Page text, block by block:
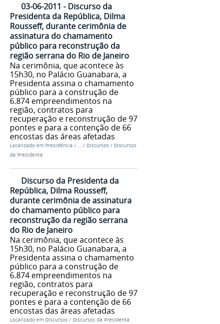
03-06-2011 - Discurso da
Presidenta da República, Dilma
Rousseff, durante cerimônia de
assinatura do chamamento
público para reconstrução da
região serrana do Rio de Janeiro
Na cerimônia, que acontece às
15h30, no Palácio Guanabara, a
Presidenta assina o chamamento
público para a construção de
6.874 empreendimentos na
região, contratos para
recuperação e reconstrução de 97
pontes e para a contenção de 66
encostas das áreas afetadas
Localizado em Presidência / … / Discursos / Discursos
da Presidenta
Discurso da Presidenta da
República, Dilma Rousseff,
durante cerimônia de assinatura
do chamamento público para
reconstrução da região serrana
do Rio de Janeiro
Na cerimônia, que acontece às
15h30, no Palácio Guanabara, a
Presidenta assina o chamamento
público para a construção de
6.874 empreendimentos na
região, contratos para
recuperação e reconstrução de 97
pontes e para a contenção de 66
encostas das áreas afetadas
Localizado em Discursos / Discursos da Presidenta